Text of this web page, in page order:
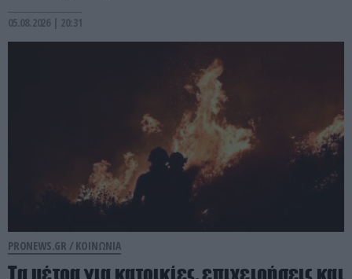
05.08.2026 | 20:31
PRONEWS.GR / ΚΟΙΝΩΝΙΑ
Τα μέτρα για κατοικίες, επιχειρήσεις και